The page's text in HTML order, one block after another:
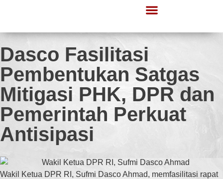
Dasco Fasilitasi
Pembentukan Satgas
Mitigasi PHK, DPR dan
Pemerintah Perkuat
Antisipasi
Wakil Ketua DPR RI, Sufmi Dasco Ahmad, memfasilitasi rapat